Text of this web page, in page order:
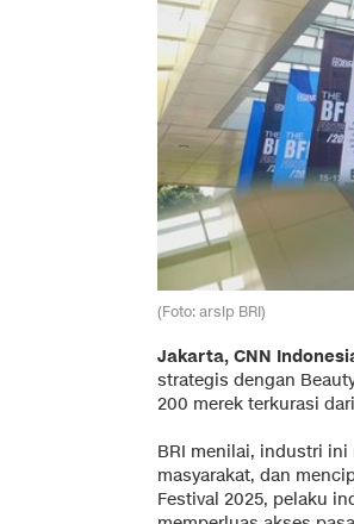
(Foto: arsip BRI)
Jakarta, CNN
strategis dengan
200 merek terkurasi
BRI menilai, industri
masyarakat, dan
Festival 2025, pelaku